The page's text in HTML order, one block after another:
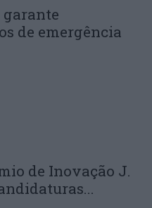
de emergência
de Inovação J.